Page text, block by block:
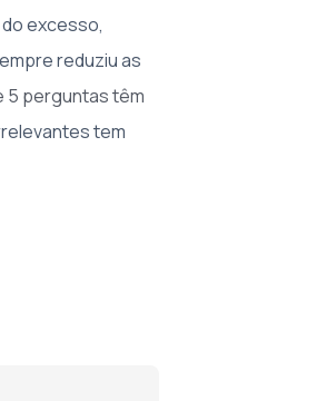
excesso,
reduziu as
5 perguntas têm
tem